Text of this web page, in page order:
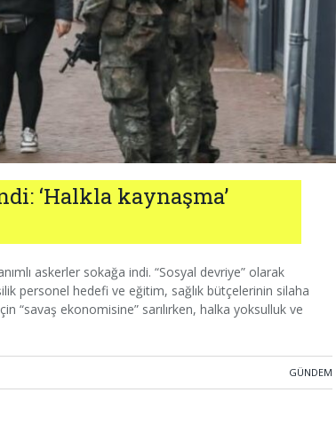
‘Halkla kaynaşma’
askerler sokağa indi. “Sosyal devriye” olarak
personel hedefi ve eğitim, sağlık bütçelerinin silaha
“savaş ekonomisine” sarılırken, halka yoksulluk ve
GÜNDEM